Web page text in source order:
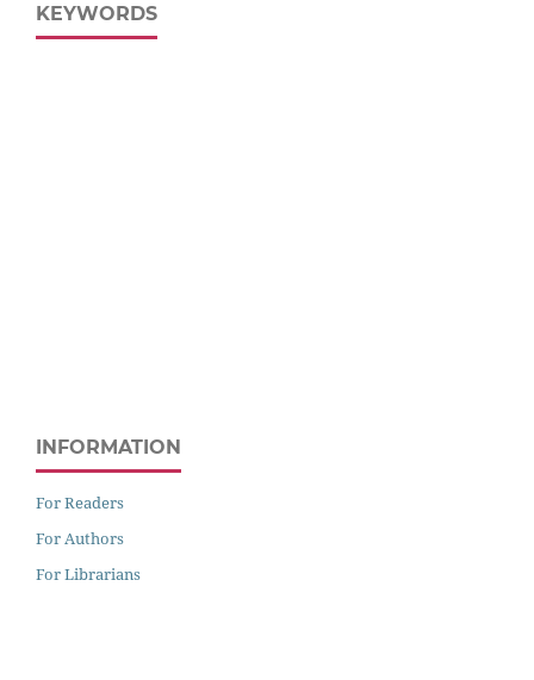
KEYWORDS
INFORMATION
For Readers
For Authors
For Librarians